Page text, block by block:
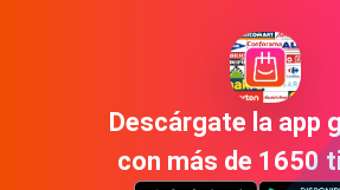
Descárgate la app
con más de 1650